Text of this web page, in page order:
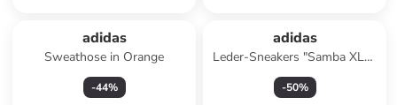
adidas
Sweathose in Orange
-44%
adidas
Leder-Sneakers "Samba XLG"
in Weiß
-50%